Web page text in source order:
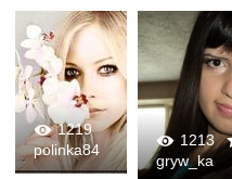
1219
0
0
polinka84
1213
0
gryw_ka